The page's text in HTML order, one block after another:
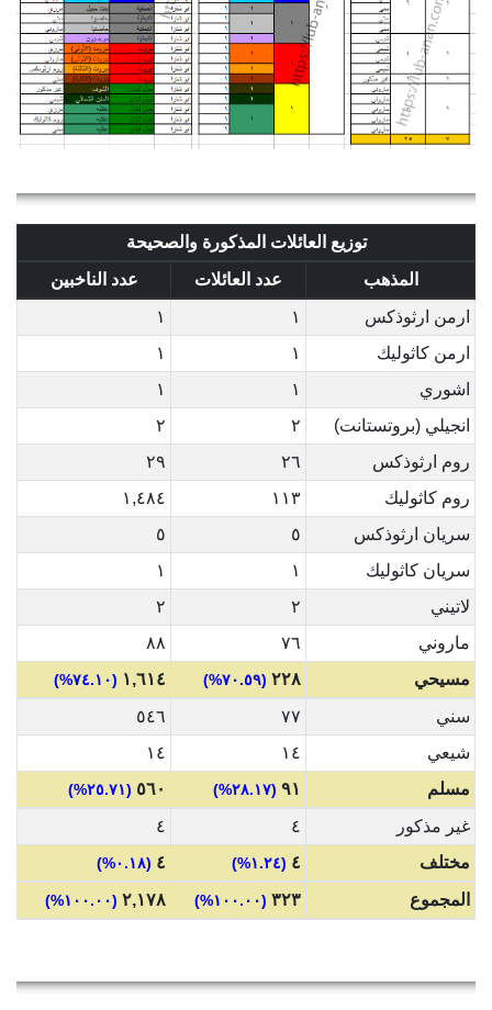
توزيع العائلات المذكورة والصحيحة
المذهب
عدد العائلات
عدد الناخبين
ارمن ارثوذكس
١
١
ارمن كاثوليك
١
١
اشوري
١
١
انجيلي (بروتستانت)
٢
٢
روم ارثوذكس
٢٦
٢٩
روم كاثوليك
١١٣
١,٤٨٤
سريان ارثوذكس
٥
٥
سريان كاثوليك
١
١
لاتيني
٢
٢
ماروني
٧٦
٨٨
مسيحي
٢٢٨ (٧٠.٥٩%) ١,٦١٤ (٧٤.١٠%)
سني ٧٧
٥٤٦
شيعي
١٤
١٤
مسلم
٩١ (٢٨.١٧%) ٥٦٠ (٢٥.٧١%)
غير مذكور ٤
٤
مختلف
٤ (١.٢٤%) ٤ (٠.١٨%)
المجموع ٣٢٣ (١٠٠.٠٠%) ٢,١٧٨ (١٠٠.٠٠%)